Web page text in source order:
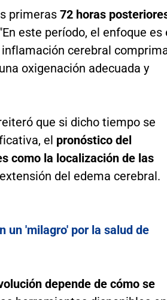
primeras72 horas
este período, el enfoque es
cerebral
oxigenación adecuada y
que si dicho tiempo se
el pronóstico del
como la localización de las
del edema cerebral.
un 'milagro' por la salud de
depende de cómo se